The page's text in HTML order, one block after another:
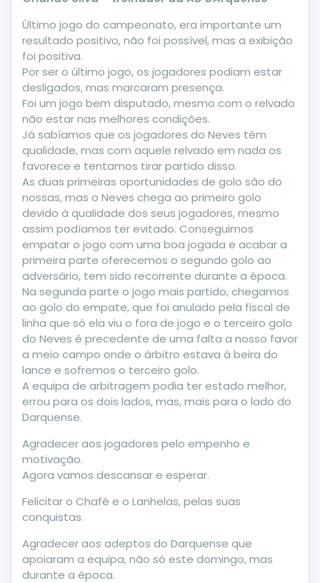
Último jogo do campeonato, era importante um
resultado positivo, não foi possível, mas a exibição
foi positiva.
Por ser o último jogo, os jogadores podiam estar
desligados, mas marcaram presença.
Foi um jogo bem disputado, mesmo com o relvado
não estar nas melhores condições.
Já sabíamos que os jogadores do Neves têm
qualidade, mas com aquele relvado em nada os
favorece e tentamos tirar partido disso.
As duas primeiras oportunidades de golo são do
nossas, mas o Neves chega ao primeiro golo
devido à qualidade dos seus jogadores, mesmo
assim podíamos ter evitado. Conseguimos
empatar o jogo com uma boa jogada e acabar a
primeira parte oferecemos o segundo golo ao
adversário, tem sido recorrente durante a época.
Na segunda parte o jogo mais partido, chegamos
ao golo do empate, que foi anulado pela fiscal de
linha que só ela viu o fora de jogo e o terceiro golo
do Neves é precedente de uma falta a nosso favor
a meio campo onde o árbitro estava à beira do
lance e sofremos o terceiro golo.
A equipa de arbitragem podia ter estado melhor,
errou para os dois lados, mas, mais para o lado do
Darquense.
Agradecer aos jogadores pelo empenho e
motivação.
Agora vamos descansar e esperar.
Felicitar o Chafé e o Lanhelas, pelas suas
conquistas.
Agradecer aos adeptos do Darquense que
apoiaram a equipa, não só este domingo, mas
durante a época.